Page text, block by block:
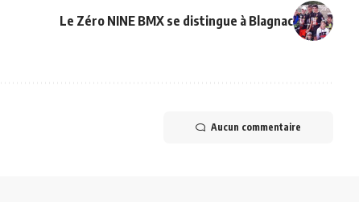
Le Zéro NINE BMX se distingue à Blagnac
Aucun commentaire